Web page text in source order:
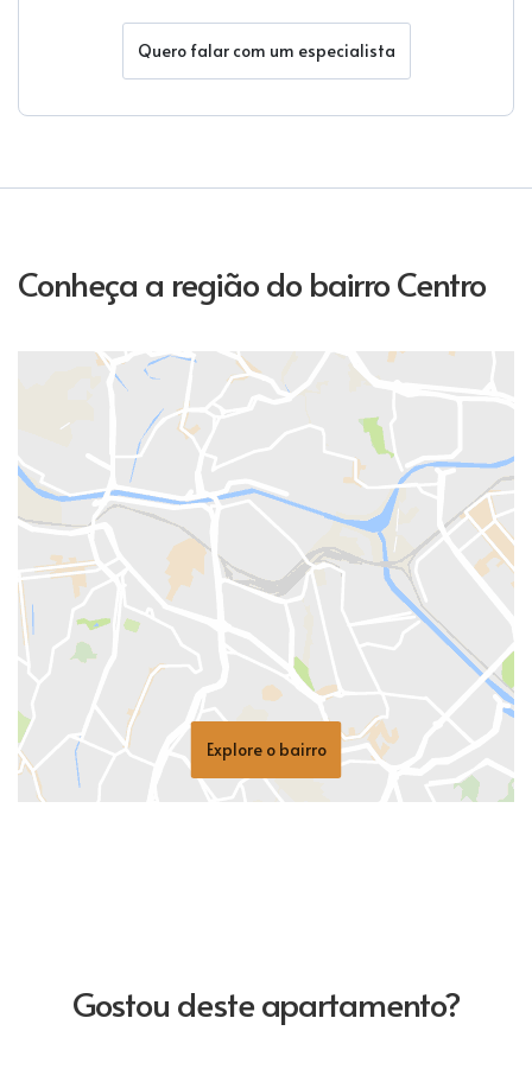
Quero falar com um especialista
Conheça a região do bairro Centro
Explore o bairro
Gostou deste apartamento?